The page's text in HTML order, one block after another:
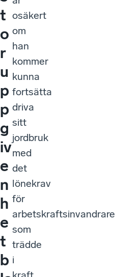
t
o
r
u
p
p
g
iv
e
n
h
e
t
b
osäkert
om
han
kommer
kunna
fortsätta
driva
sitt
jordbruk
med
det
lönekrav
för
arbetskraftsinvandrare
som
trädde
i